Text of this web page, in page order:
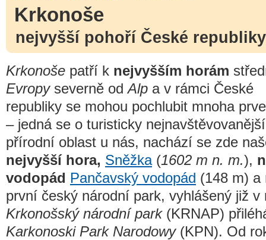
Krkonoše
nejvyšší pohoří České republiky
Krkonoše patří k nejvyšším horám
Evropyseverně odAlp a v rámci České
republiky se mohou pochlubit mnoha
– jedná se o turisticky nejnavštěvovanější
přírodní oblast u nás, nachází se zde
nejvyšší hora, Sněžka(1602 m n. m.),
vodopád Pančavský vodopád (148 m) a
první český národní park, vyhlášený již v
Krkonošský národní park(KRNAP)
Karkonoski Park Narodowy(KPN). Od